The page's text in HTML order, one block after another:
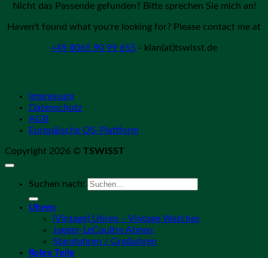
Nicht das Passende gefunden? Bitte sprechen Sie mich an!
Haven't found what you're looking for? Please contact me at
+49 8065 90 99 655 - klan(at)tswisst.de
Impressum
Datenschutz
AGB
Europäische OS-Plattform
Copyright 2026 © TSWISST
Suchen nach:
Uhren
(Vintage) Uhren – Vintage Watches
Jaeger-LeCoultre Atmos
Standuhren / Großuhren
Rolex Teile